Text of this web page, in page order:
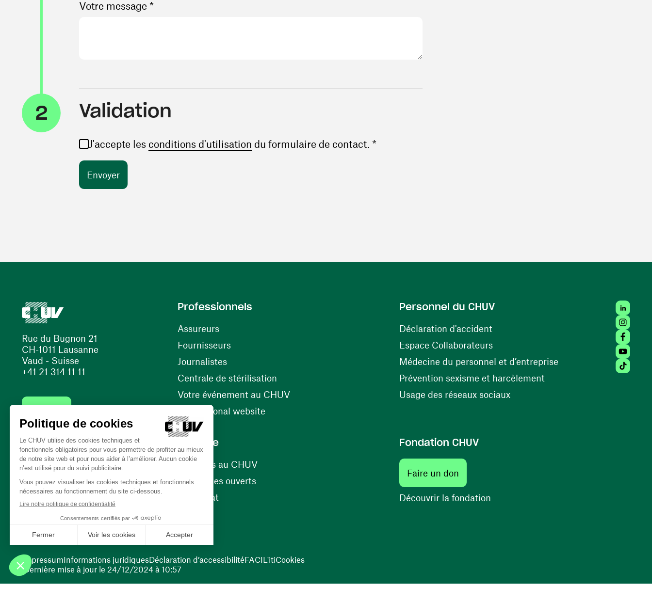
Votre message *
2 Validation
J'accepte les conditions d'utilisation (ouvre une nouvelle fenêtre)
du formulaire de contact. *
Rue du Bugnon 21
CH-1011 Lausanne
Vaud - Suisse
+41 21 314 11 11
(ouvre une nouvelle fenêtre)
(ouvre une nouvelle fenêtre)
Professionnels
Assureurs
Fournisseurs(ouvre une nouvelle fenêtre)
Journalistes
Centrale de stérilisation
Votre événement au CHUV(ouvre une nouvelle fenêtre)
International website
Personnel du CHUV
Déclaration d'accident(ouvre une nouvelle fenêtre)
Espace Collaborateurs(ouvre une nouvelle fenêtre)
Médecine du personnel et d’entreprise(ouvre une nouvelle
Prévention sexisme et harcèlement(ouvre une nouvelle
Usage des réseaux sociaux(ouvre une nouvelle fenêtre)
Carrière
Carrières au CHUV(ouvre une nouvelle fenêtre)
Nos postes ouverts(ouvre une nouvelle fenêtre)
Bénévolat
Fondation CHUV
Faire un don(ouvre une nouvelle fenêtre)
Découvrir la fondation(ouvre une nouvelle fenêtre)
Tiktok
Dernière mise à jour le 24/12/2024 à 10:57
ImpressumInformations juridiquesDéclaration d’accessibilitéFACIL'itiCookies